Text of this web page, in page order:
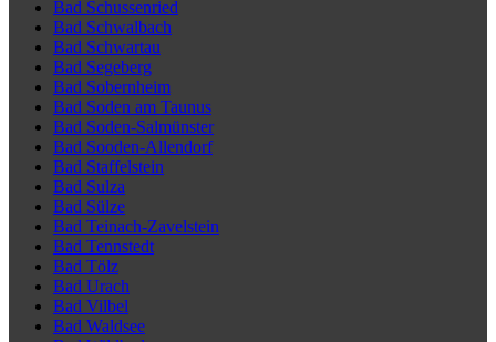
Bad Schussenried
Bad Schwalbach
Bad Schwartau
Bad Segeberg
Bad Sobernheim
Bad Soden am Taunus
Bad Soden-Salmünster
Bad Sooden-Allendorf
Bad Staffelstein
Bad Sulza
Bad Sülze
Bad Teinach-Zavelstein
Bad Tennstedt
Bad Tölz
Bad Urach
Bad Vilbel
Bad Waldsee